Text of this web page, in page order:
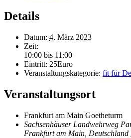
Details
Datum: 4. März 2023
Zeit:
10:00 bis 11:00
Eintritt: 25Euro
Veranstaltungskategorie: fit für
Veranstaltungsort
Frankfurt am Main Goetheturm
Sachsenhäuser Landwehrweg
Frankfurt am Main Deutschland